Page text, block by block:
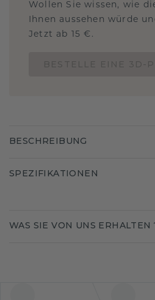
Wollen Sie wissen, wie
Ihnen aussehen würde
Jetzt ab 15 €.
BESCHREIBUNG
SPEZIFIKATIONEN
WAS SIE VON UNS ERHALTEN